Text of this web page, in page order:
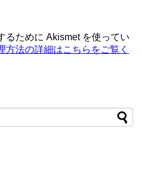
るために Akismet を使ってい
方法の詳細はこちらをご覧く